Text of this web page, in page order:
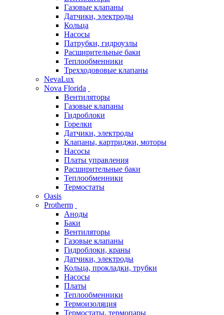
Газовые клапаны
Датчики, электроды
Кольца
Насосы
Патрубки, гидроузлы
Расширительные баки
Теплообменники
Трехходововые клапаны
NevaLux
Nova Florida
Вентиляторы
Газовые клапаны
Гидроблоки
Горелки
Датчики, электроды
Клапаны, картриджи, моторы
Насосы
Платы управления
Расширительные баки
Теплообменники
Термостаты
Oasis
Protherm
Аноды
Баки
Вентиляторы
Газовые клапаны
Гидроблоки, краны
Датчики, электроды
Кольца, прокладки, трубки
Насосы
Платы
Теплообменники
Термоизоляция
Термостаты, термопары